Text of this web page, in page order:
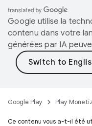
Google utilise la
contenu dans votre
générées par IA
Google Play Play
Ce contenu vous a-t-il été